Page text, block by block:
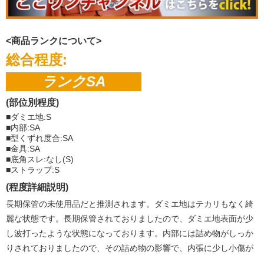
<商品ランクについて>
総合程度:
ランクSA
(部位別程度)
■ダミエ地:S
■内部:SA
■型くずれ度合:SA
■金具:SA
■底角スレ:なし(S)
■ストラップ:S
(程度詳細説明)
長期保管の未使用品だと推測されます。ダミエ地はテカリもなく綺
麗な状態です。長期保管されておりましたので、ダミエ地表面が少
し波打ったような状態になっております。内部には詰め物がしっか
りされておりましたので、その詰め物の影響で、内張に少し小傷が